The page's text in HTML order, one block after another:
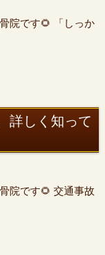
院です🌻 「しっか
詳しく知って
院です🌻 交通事故